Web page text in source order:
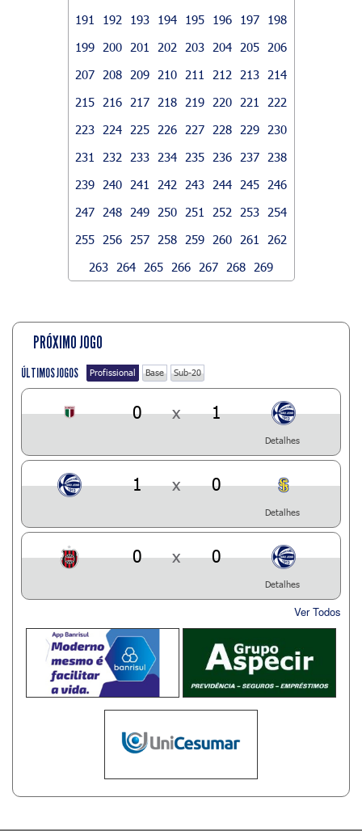
191
192 193 194 195 196 197
198
199
200 201 202 203 204 205
206
207
208 209 210 211 212 213
214
215
216 217 218 219 220 221
222
223
224 225 226 227 228 229
230
231
232 233 234 235 236 237
238
239
240 241 242 243 244 245
246
247
248 249 250 251 252 253
254
255
256 257 258 259 260 261
262
263
264 265 266 267 268 269
PRÓXIMO JOGO
ÚLTIMOS JOGOS Profissional Base Sub-20
0 x 1
Detalhes
1 x 0
Detalhes
0 x 0
Detalhes
Ver Todos